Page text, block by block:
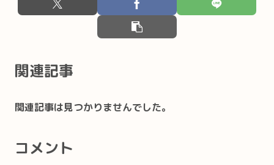
関連記事
関連記事は見つかりませんでした。
コメント